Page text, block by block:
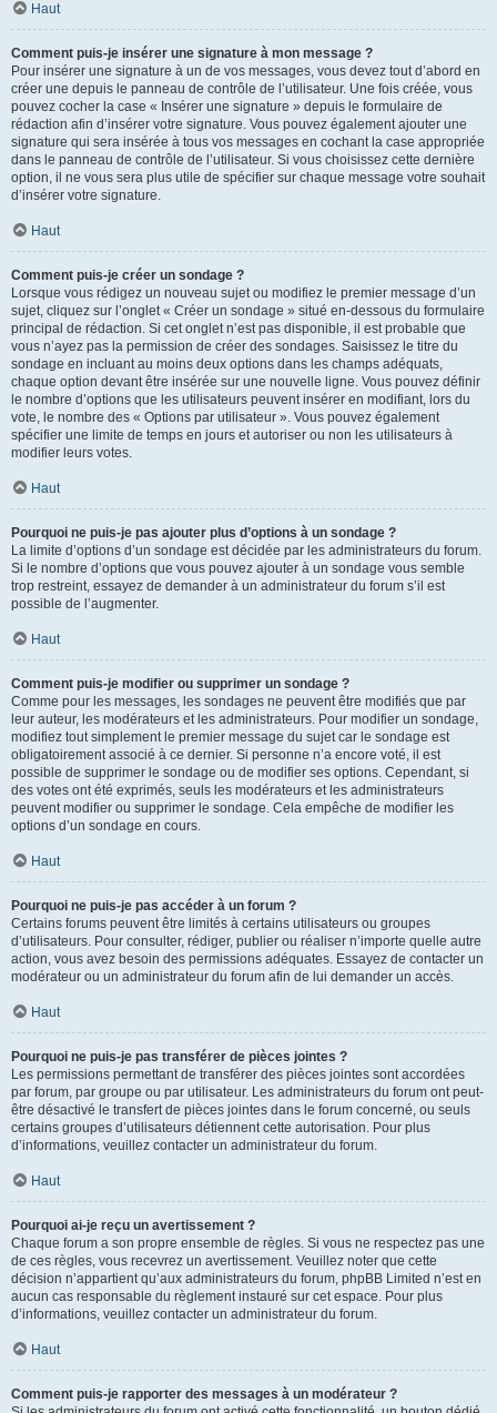
Haut
Comment puis-je insérer une signature à mon message ?
Pour insérer une signature à un de vos messages, vous devez tout d’abord en
créer une depuis le panneau de contrôle de l’utilisateur. Une fois créée, vous
pouvez cocher la case « Insérer une signature » depuis le formulaire de
rédaction afin d’insérer votre signature. Vous pouvez également ajouter une
signature qui sera insérée à tous vos messages en cochant la case appropriée
dans le panneau de contrôle de l’utilisateur. Si vous choisissez cette dernière
option, il ne vous sera plus utile de spécifier sur chaque message votre souhait
d’insérer votre signature.
Haut
Comment puis-je créer un sondage ?
Lorsque vous rédigez un nouveau sujet ou modifiez le premier message d’un
sujet, cliquez sur l’onglet « Créer un sondage » situé en-dessous du formulaire
principal de rédaction. Si cet onglet n’est pas disponible, il est probable que
vous n’ayez pas la permission de créer des sondages. Saisissez le titre du
sondage en incluant au moins deux options dans les champs adéquats,
chaque option devant être insérée sur une nouvelle ligne. Vous pouvez définir
le nombre d’options que les utilisateurs peuvent insérer en modifiant, lors du
vote, le nombre des « Options par utilisateur ». Vous pouvez également
spécifier une limite de temps en jours et autoriser ou non les utilisateurs à
modifier leurs votes.
Haut
Pourquoi ne puis-je pas ajouter plus d’options à un sondage ?
La limite d’options d’un sondage est décidée par les administrateurs du forum.
Si le nombre d’options que vous pouvez ajouter à un sondage vous semble
trop restreint, essayez de demander à un administrateur du forum s’il est
possible de l’augmenter.
Haut
Comment puis-je modifier ou supprimer un sondage ?
Comme pour les messages, les sondages ne peuvent être modifiés que par
leur auteur, les modérateurs et les administrateurs. Pour modifier un sondage,
modifiez tout simplement le premier message du sujet car le sondage est
obligatoirement associé à ce dernier. Si personne n’a encore voté, il est
possible de supprimer le sondage ou de modifier ses options. Cependant, si
des votes ont été exprimés, seuls les modérateurs et les administrateurs
peuvent modifier ou supprimer le sondage. Cela empêche de modifier les
options d’un sondage en cours.
Haut
Pourquoi ne puis-je pas accéder à un forum ?
Certains forums peuvent être limités à certains utilisateurs ou groupes
d’utilisateurs. Pour consulter, rédiger, publier ou réaliser n’importe quelle autre
action, vous avez besoin des permissions adéquates. Essayez de contacter un
modérateur ou un administrateur du forum afin de lui demander un accès.
Haut
Pourquoi ne puis-je pas transférer de pièces jointes ?
Les permissions permettant de transférer des pièces jointes sont accordées
par forum, par groupe ou par utilisateur. Les administrateurs du forum ont peut-
être désactivé le transfert de pièces jointes dans le forum concerné, ou seuls
certains groupes d’utilisateurs détiennent cette autorisation. Pour plus
d’informations, veuillez contacter un administrateur du forum.
Haut
Pourquoi ai-je reçu un avertissement ?
Chaque forum a son propre ensemble de règles. Si vous ne respectez pas une
de ces règles, vous recevrez un avertissement. Veuillez noter que cette
décision n’appartient qu’aux administrateurs du forum, phpBB Limited n’est en
aucun cas responsable du règlement instauré sur cet espace. Pour plus
d’informations, veuillez contacter un administrateur du forum.
Haut
Comment puis-je rapporter des messages à un modérateur ?